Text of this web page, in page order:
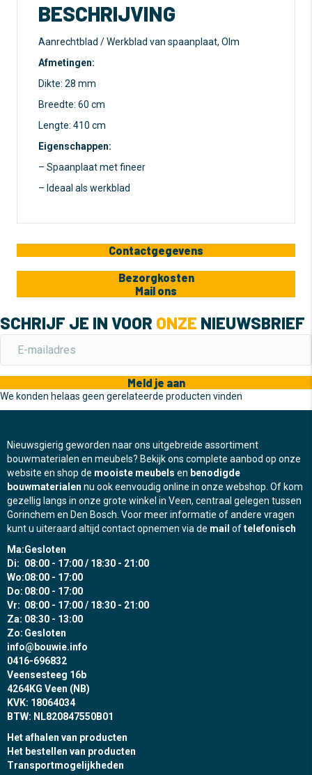
aantal
:
BESCHRIJVING
Aanrechtblad / Werkblad van spaanplaat, Olm
Afmetingen:
Dikte: 28 mm
Breedte: 60 cm
Lengte: 410 cm
Eigenschappen:
– Spaanplaat met fineer
– Ideaal als werkblad
Contactgegevens
Bezorgkosten
Mail ons
SCHRIJF JE IN VOOR ONZE NIEUWSBRIEF
Meld je aan
We konden helaas geen gerelateerde producten vinden
Nieuwsgierig geworden naar ons uitgebreide assortiment
bouwmaterialen en meubels? Bekijk ons complete aanbod op onze
website en shop de mooiste meubels en benodigde
bouwmaterialen nu ook eenvoudig online in onze webshop. Of kom
gezellig langs in onze grote winkel in Veen, centraal gelegen tussen
Gorinchem en Den Bosch. Voor meer informatie of andere vragen
kunt u uiteraard altijd contact opnemen via de mail oftelefonisch
Ma:Gesloten
Di: 08:00 - 17:00 / 18:30 - 21:00
Wo:08:00 - 17:00
Do: 08:00 - 17:00
Vr: 08:00 - 17:00 / 18:30 - 21:00
Za: 08:30 - 13:00
Zo: Gesloten
info@bouwie.info
0416-696832
Veensesteeg 16b
4264KG Veen (NB)
KVK: 18064034
BTW: NL820847550B01
Het afhalen van producten
Het bestellen van producten
Transportmogelijkheden